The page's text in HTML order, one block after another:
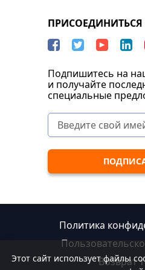
Этот сайт использует файлы
ПРИСОЕДИНИТЬСЯ
Подпишитесь на
и получайте
специальные
Политика
Возврат